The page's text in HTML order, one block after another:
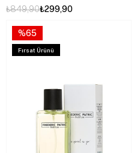
₺299,90
₺849,90
%65
Fırsat Ürünü